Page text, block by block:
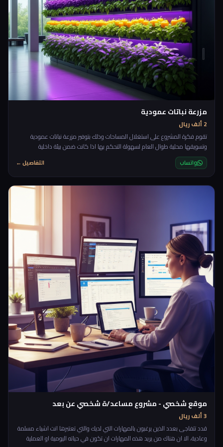
مزرعة نباتات عمودية
2 ألف ريال
تقوم فكرة المشروع على استغلال المساحات وذلك بتوفير مزرعة نباتات عمودية
وتسويقها محلية طوال العام لسهولة التحكم بها اذا كانت ضمن بيئة داخلية
واتساب التفاصيل ←
موقع شخصي - مشروع مساعد/ة شخصي عن بعد
3 ألف ريال
قدد تتفاجى بعدد الذين يرغبون بالمهارات التي لديك والتي تعتبرها انت اشياء مسلمة
وعادية، الا ان هناك من يريد هذه المهارات ان تكون في حياته اليومية او العملية